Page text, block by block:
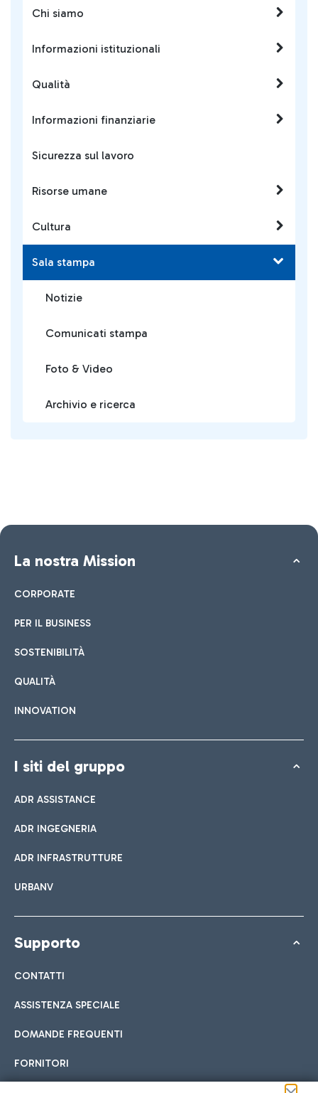
Chi siamo
Informazioni istituzionali
Qualità
Informazioni finanziarie
Sicurezza sul lavoro
Risorse umane
Cultura
Sala stampa
Notizie
Comunicati stampa
Foto & Video
Archivio e ricerca
La nostra Mission
CORPORATE
PER IL BUSINESS
SOSTENIBILITÀ
QUALITÀ
INNOVATION
I siti del gruppo
ADR ASSISTANCE
ADR INGEGNERIA
ADR INFRASTRUTTURE
URBANV
Supporto
CONTATTI
ASSISTENZA SPECIALE
DOMANDE FREQUENTI
FORNITORI